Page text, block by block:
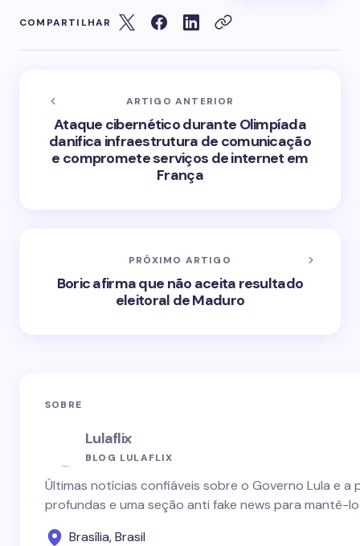
COMPARTILHAR
ARTIGO ANTERIOR
Ataque cibernético durante Olimpíada
danifica infraestrutura de comunicação
e compromete serviços de internet em
França
PRÓXIMO ARTIGO
Boric afirma que não aceita resultado
eleitoral de Maduro
SOBRE
Lulaflix
BLOG LULAFLIX
Últimas notícias confiáveis sobre o Governo Lula e
profundas e uma seção anti fake news para mantê-
Brasília, Brasil